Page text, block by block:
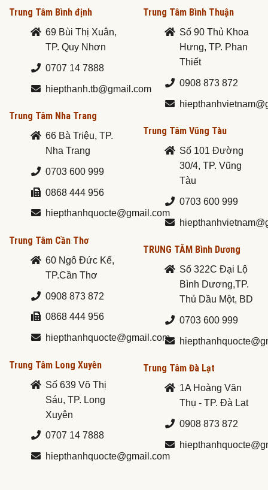
Trung Tâm Bình định
69 Bùi Thị Xuân,
TP. Quy Nhơn
0707 14 7888
hiepthanh.tb@gmail.com
Trung Tâm Nha Trang
66 Bà Triệu, TP.
Nha Trang
0703 600 999
0868 444 956
hiepthanhquocte@gmail.com
Trung Tâm Cần Thơ
60 Ngô Đức Kế,
TP.Cần Thơ
0908 873 872
0868 444 956
hiepthanhquocte@gmail.com
Trung Tâm Long Xuyên
Số 639 Võ Thị
Sáu, TP. Long
Xuyên
0707 14 7888
hiepthanhquocte@gmail.com
Trung Tâm Bình Thuận
Số 90 Thủ Khoa
Hưng, TP. Phan
Thiết
0908 873 872
Trung Tâm Vũng Tàu
Số 101 Đường
30/4, TP. Vũng
Tàu
0703 600 999
TRUNG TÂM Bình Dương
Số 322C Đại Lộ
Bình Dương,TP.
Thủ Dầu Một, BD
0703 600 999
Trung Tâm Đà Lạt
1A Hoàng Văn
Thụ - TP. Đà Lạt
0908 873 872